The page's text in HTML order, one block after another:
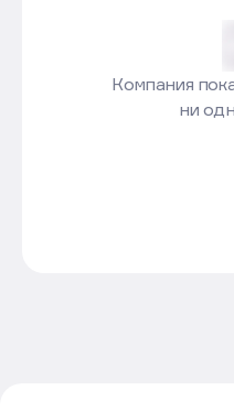
Компания
ни